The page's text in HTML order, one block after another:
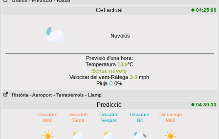
Cel actual 04:25:00
Nuvolós
Previsió d’una hora:
Temperatura 13.9°C
Sense núvols
Velocitat del vent-Ràfega 3-3 mph
Pluja
0%
Història - Aeroport - Terratrèmols - Llamp
Predicció
04:30:33
Dissabte
Matí
Dissabte
Tarda
Dissabte
Vespre
Dissabte
Nit
Diumenge
Matí